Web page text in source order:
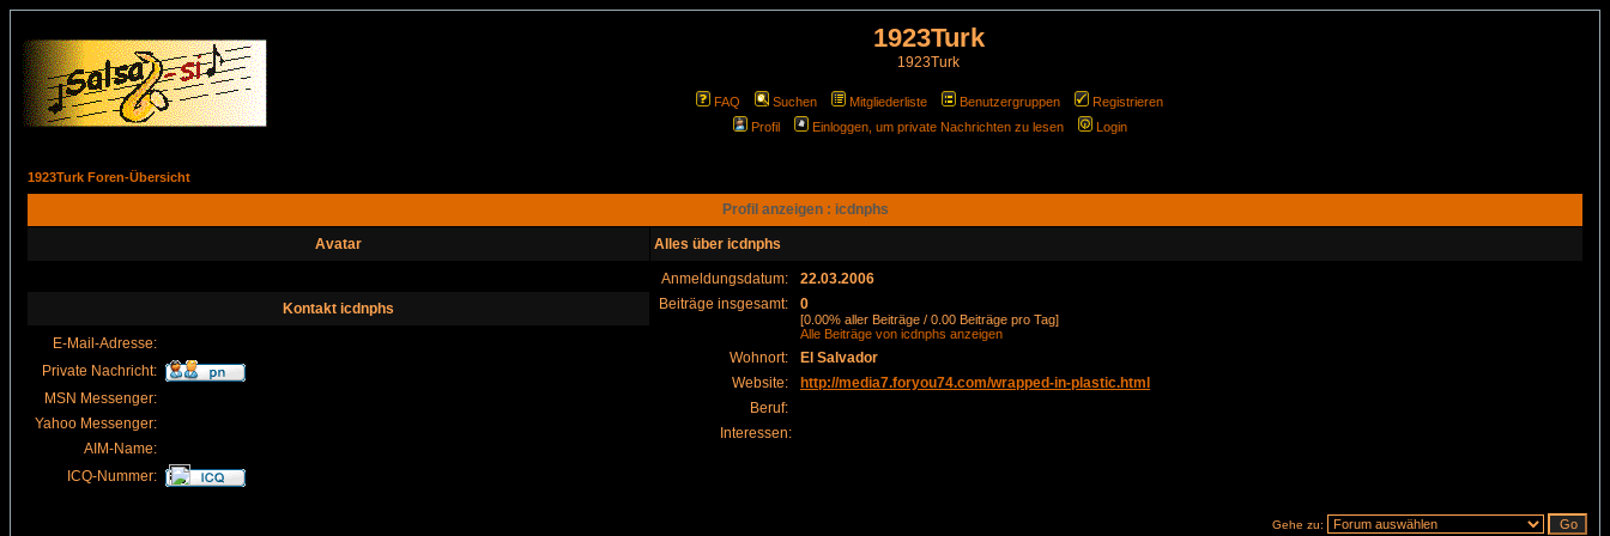
1923Turk
1923Turk
FAQ Suchen Mitgliederliste Benutzergruppen
Registrieren
Profil
Einloggen, um private Nachrichten zu lesen Login
1923Turk Foren-Übersicht
Profil anzeigen : icdnphs
Avatar Alles über icdnphs
Anmeldungsdatum:
22.03.2006
Beiträge insgesamt:
0
[0.00% aller Beiträge / 0.00 Beiträge pro Tag]
Alle Beiträge von icdnphs anzeigen
Wohnort:
El Salvador
Website:
http://media7.foryou74.com/wrapped-in-plastic.html
Beruf:
Interessen:
Kontakt icdnphs
E-Mail-Adresse:
Private Nachricht:
MSN Messenger:
Yahoo Messenger:
AIM-Name:
ICQ-Nummer:
Gehe zu: